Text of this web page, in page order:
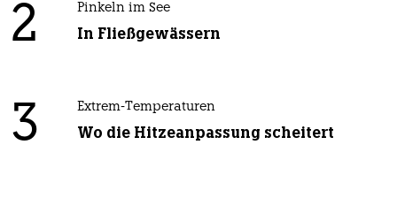
2 Pinkeln im See
In Fließgewässern
3 Extrem-Temperaturen
Wo die Hitzeanpassung scheitert